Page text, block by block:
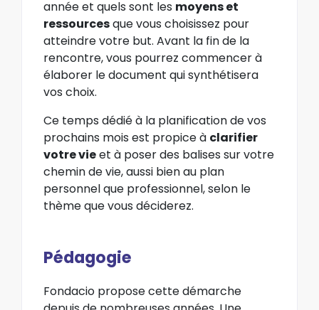
année et quels sont les moyens et
ressourcesque vous choisissez pour
atteindre votre but. Avant la fin de la
rencontre, vous pourrez commencer à
élaborer le document qui synthétisera
vos choix.
Ce temps dédié à la planification de vos
prochains mois est propice à clarifier
votre vieet à poser des balises sur votre
chemin de vie, aussi bien au plan
personnel que professionnel, selon le
thème que vous déciderez.
Pédagogie
Fondacio propose cette démarche